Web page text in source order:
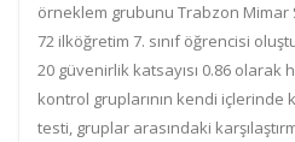
örneklem grubunu Trabzon
72 ilköğretim 7. sınıf öğrencisi
20 güvenirlik katsayısı 0.86 olarak
kontrol gruplarının kendi içlerinde
testi, gruplar arasındaki